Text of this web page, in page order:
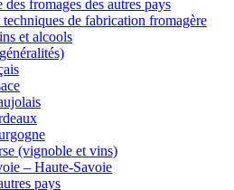
des fromages des autres pays
techniques de fabrication fromagère
et alcools
(vignoble et vins)
– Haute-Savoie
pays